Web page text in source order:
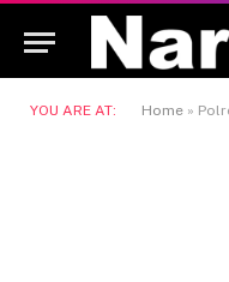
YOU ARE AT: Home »